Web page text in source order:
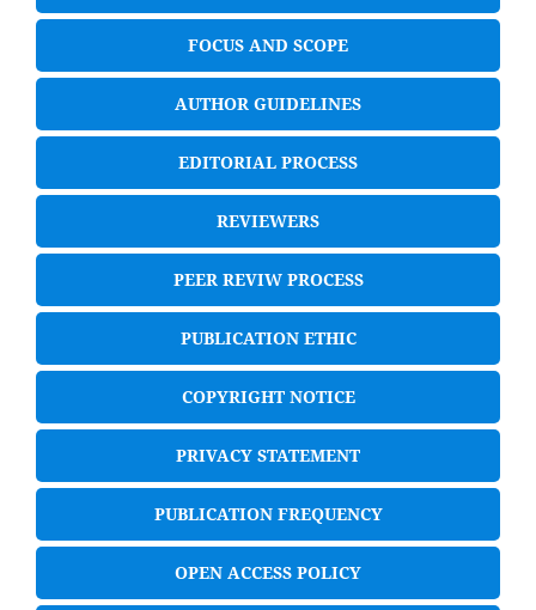
FOCUS AND SCOPE
AUTHOR GUIDELINES
EDITORIAL PROCESS
REVIEWERS
PEER REVIW PROCESS
PUBLICATION ETHIC
COPYRIGHT NOTICE
PRIVACY STATEMENT
PUBLICATION FREQUENCY
OPEN ACCESS POLICY